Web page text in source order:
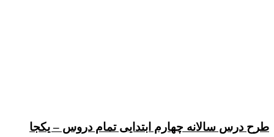
طرح درس سالانه چهارم ابتدایی تمام دروس – یکجا